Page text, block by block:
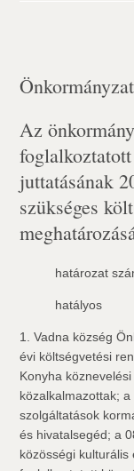
Az
juttatásának
szükséges
határozat
hatályos
1. Vadna község
évi költségvetési
Konyha
közalkalmazottak;
szolgáltatások
és hivatalsegéd; a
közösségi